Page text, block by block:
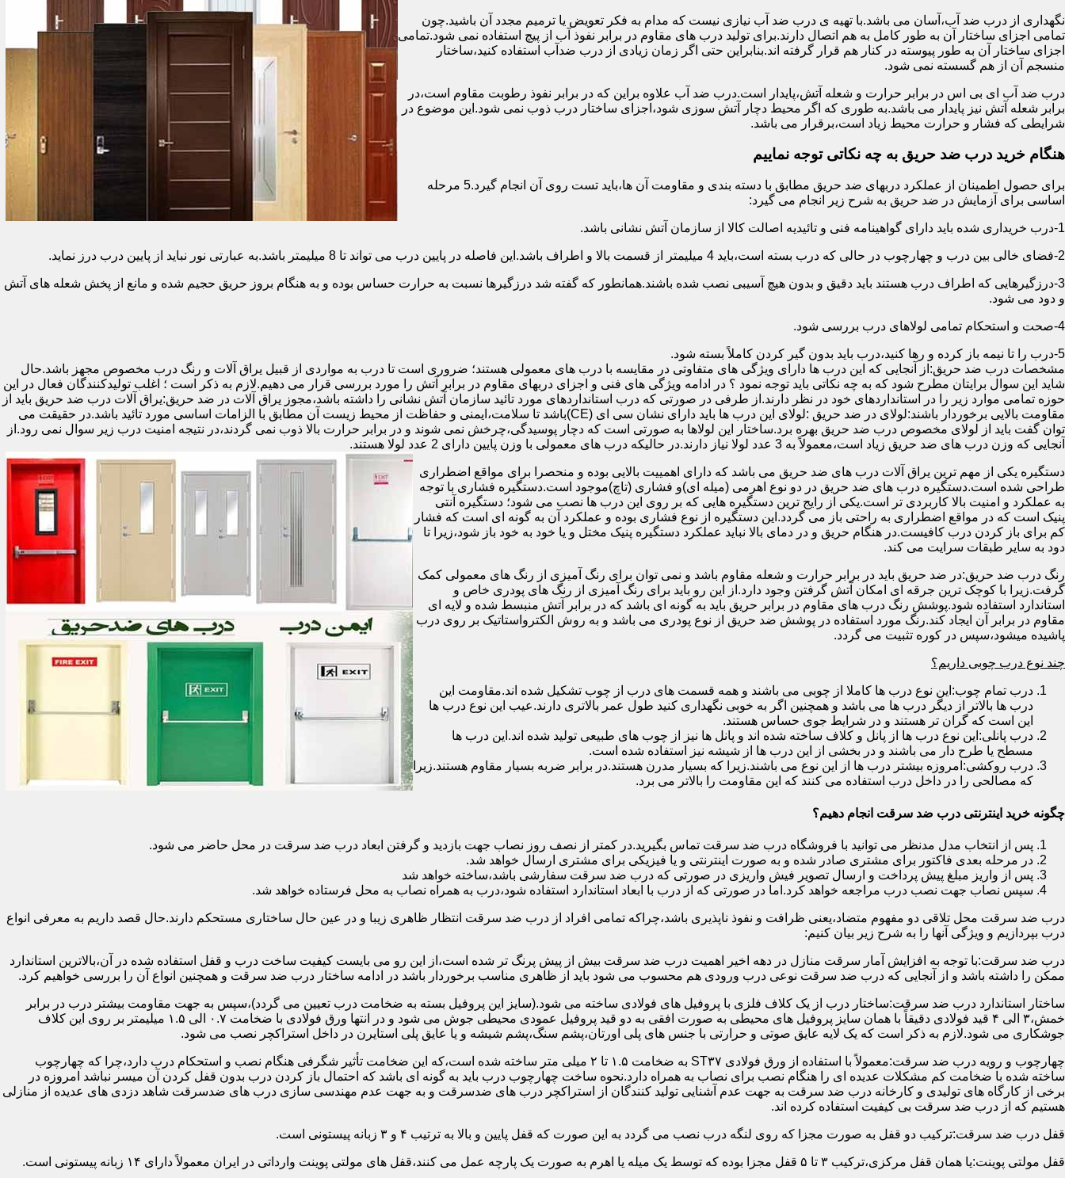
نگهداری از درب ضد آب،آسان می باشد.با تهیه ی درب ضد آب نیازی نیست که مدام به فکر تعویض یا ترمیم مجدد آن باشید.چون
تمامی اجزای ساختار آن به طور کامل به هم اتصال دارند.برای تولید درب های مقاوم در برابر نفوذ آب از پیچ استفاده نمی شود.تمامی
اجزای ساختار آن به طور پیوسته در کنار هم قرار گرفته اند.بنابراین حتی اگر زمان زیادی از درب ضدآب استفاده کنید،ساختار
منسجم آن از هم گسسته نمی شود.
درب ضد آب ای بی اس در برابر حرارت و شعله آتش،پایدار است.درب ضد آب علاوه براین که در برابر نفوذ رطوبت مقاوم است،در
برابر شعله آتش نیز پایدار می باشد.به طوری که اگر محیط دچار آتش سوزی شود،اجزای ساختار درب ذوب نمی شود.این موضوع در
شرایطی که فشار و حرارت محیط زیاد است،برقرار می باشد.
هنگام خرید درب ضد حریق به چه نکاتی توجه نماییم
برای حصول اطمینان از عملکرد دربهای ضد حریق مطابق با دسته بندی و مقاومت آن ها،باید تست روی آن انجام گیرد.5 مرحله
اساسی برای آزمایش در ضد حریق به شرح زیر انجام می گیرد:
1-درب خریداری شده باید دارای گواهینامه فنی و تائیدیه اصالت کالا از سازمان آتش نشانی باشد.
2-فضای خالی بین درب و چهارچوب در حالی که درب بسته است،باید 4 میلیمتر از قسمت بالا و اطراف باشد.این فاصله در پایین درب می تواند تا 8 میلیمتر باشد.به عبارتی نور نباید از پایین درب درز نماید.
3-درزگیرهایی که اطراف درب هستند باید دقیق و بدون هیچ آسیبی نصب شده باشند.همانطور که گفته شد درزگیرها نسبت به حرارت حساس بوده و به هنگام بروز حریق حجیم شده و مانع از پخش شعله های آتش
و دود می شود.
4-صحت و استحکام تمامی لولاهای درب بررسی شود.
5-درب را تا نیمه باز کرده و رها کنید،درب باید بدون گیر کردن کاملاً بسته شود.
مشخصات درب ضد حریق:از آنجایی که این درب ها دارای ویژگی های متفاوتی در مقایسه با درب های معمولی هستند؛ ضروری است تا درب به مواردی از قبیل یراق آلات و رنگ درب مخصوص مجهز باشد.حال
شاید این سوال برایتان مطرح شود که به چه نکاتی باید توجه نمود ؟ در ادامه ویژگی های فنی و اجزای دربهای مقاوم در برابر آتش را مورد بررسی قرار می دهیم.لازم به ذکر است ؛ اغلب تولیدکنندگان فعال در این
حوزه تمامی موارد زیر را در استانداردهای خود در نظر دارند.از طرفی در صورتی که درب استانداردهای مورد تائید سازمان آتش نشانی را داشته باشد،مجوز یراق آلات در ضد حریق:یراق آلات درب ضد حریق باید از
مقاومت بالایی برخوردار باشند:لولای در ضد حریق :لولای این درب ها باید دارای نشان سی ای (CE)باشد تا سلامت،ایمنی و حفاظت از محیط زیست آن مطابق با الزامات اساسی مورد تائید باشد.در حقیقت می
توان گفت باید از لولای مخصوص درب ضد حریق بهره برد.ساختار این لولاها به صورتی است که دچار پوسیدگی،چرخش نمی شوند و در برابر حرارت بالا ذوب نمی گردند،در نتیجه امنیت درب زیر سوال نمی رود.از
آنجایی که وزن درب های ضد حریق زیاد است،معمولاً به 3 عدد لولا نیاز دارند.در حالیکه درب های معمولی با وزن پایین دارای 2 عدد لولا هستند.
دستگیره یکی از مهم ترین یراق آلات درب های ضد حریق می باشد که دارای اهمییت بالایی بوده و منحصرا برای مواقع اضطراری
طراحی شده است.دستگیره درب های ضد حریق در دو نوع اهرمی (میله ای)و فشاری (تاچ)موجود است.دستگیره فشاری با توجه
به عملکرد و امنیت بالا کاربردی تر است.یکی از رایج ترین دستگیره هایی که بر روی این درب ها نصب می شود؛ دستگیره آنتی
پنیک است که در مواقع اضطراری به راحتی باز می گردد.این دستگیره از نوع فشاری بوده و عملکرد آن به گونه ای است که فشار
کم برای باز کردن درب کافیست.در هنگام حریق و در دمای بالا نباید عملکرد دستگیره پنیک مختل و یا خود به خود باز شود،زیرا تا
دود به سایر طبقات سرایت می کند.
رنگ درب ضد حریق:در ضد حریق باید در برابر حرارت و شعله مقاوم باشد و نمی توان برای رنگ آمیزی از رنگ های معمولی کمک
گرفت.زیرا با کوچک ترین جرقه ای امکان آتش گرفتن وجود دارد.از این رو باید برای رنگ آمیزی از رنگ های پودری خاص و
استاندارد استفاده شود.پوشش رنگ درب های مقاوم در برابر حریق باید به گونه ای باشد که در برابر آتش منبسط شده و لایه ای
مقاوم در برابر آن ایجاد کند.رنگ مورد استفاده در پوشش ضد حریق از نوع پودری می باشد و به روش الکترواستاتیک بر روی درب
پاشیده میشود،سپس در کوره تثبیت می گردد.
چند نوع درب چوبی داریم؟
درب تمام چوب:این نوع درب ها کاملا از چوبی می باشند و همه قسمت های درب از چوب تشکیل شده اند.مقاومت این
درب ها بالاتر از دیگر درب ها می باشد و همچنین اگر به خوبی نگهداری کنید طول عمر بالاتری دارند.عیب این نوع درب ها
این است که گران تر هستند و در شرایط جوی حساس هستند.
درب پانلی:این نوع درب ها از پانل و کلاف ساخته شده اند و پانل ها نیز از چوب های طبیعی تولید شده اند.این درب ها
مسطح یا طرح دار می باشند و در بخشی از این درب ها از شیشه نیز استفاده شده است.
درب روکشی:امروزه بیشتر درب ها از این نوع می باشند.زیرا که بسیار مدرن هستند.در برابر ضربه بسیار مقاوم هستند.زیرا
که مصالحی را در داخل درب استفاده می کنند که این مقاومت را بالاتر می برد.
چگونه خرید اینترنتی درب ضد سرقت انجام دهیم؟
پس از انتخاب مدل مدنظر می توانید با فروشگاه درب ضد سرقت تماس بگیرید.در کمتر از نصف روز نصاب جهت بازدید و گرفتن ابعاد درب ضد سرقت در محل حاضر می شود.
در مرحله بعدی فاکتور برای مشتری صادر شده و به صورت اینترنتی و یا فیزیکی برای مشتری ارسال خواهد شد.
پس از واریز مبلغ پیش پرداخت و ارسال تصویر فیش واریزی در صورتی که درب ضد سرقت سفارشی باشد،ساخته خواهد شد
سپس نصاب جهت نصب درب مراجعه خواهد کرد.اما در صورتی که از درب با ابعاد استاندارد استفاده شود،درب به همراه نصاب به محل فرستاده خواهد شد.
درب ضد سرقت محل تلاقی دو مفهوم متضاد،یعنی ظرافت و نفوذ ناپذیری باشد،چراکه تمامی افراد از درب ضد سرقت انتظار ظاهری زیبا و در عین حال ساختاری مستحکم دارند.حال قصد داریم به معرفی انواع
درب بپردازیم و ویژگی آنها را به شرح زیر بیان کنیم:
درب ضد سرقت:با توجه به افزایش آمار سرقت منازل در دهه اخیر اهمیت درب ضد سرقت بیش از پیش پرنگ تر شده است،از این رو می بایست کیفیت ساخت درب و قفل استفاده شده در آن،بالاترین استاندارد
ممکن را داشته باشد و از آنجایی که درب ضد سرقت نوعی درب ورودی هم محسوب می شود باید از ظاهری مناسب برخوردار باشد در ادامه ساختار درب ضد سرقت و همچنین انواع آن را بررسی خواهیم کرد.
ساختار استاندارد درب ضد سرقت:ساختار درب از یک کلاف فلزی با پروفیل های فولادی ساخته می شود.(سایز این پروفیل بسته به ضخامت درب تعیین می گردد)،سپس به جهت مقاومت بیشتر درب در برابر
خمش،۳ الی ۴ قید فولادی دقیقاً با همان سایز پروفیل های محیطی به صورت افقی به دو قید پروفیل عمودی محیطی جوش می شود و در انتها ورق فولادی با ضخامت ۰.۷ الی ۱.۵ میلیمتر بر روی این کلاف
جوشکاری می شود.لازم به ذکر است که یک لایه عایق صوتی و حرارتی با جنس های پلی اورتان،پشم سنگ،پشم شیشه و یا عایق پلی استایرن در داخل استراکچر نصب می شود.
چهارچوب و رویه درب ضد سرقت:معمولاً با استفاده از ورق فولادی ST۳۷ به ضخامت ۱.۵ تا ۲ میلی متر ساخته شده است،که این ضخامت تأثیر شگرفی هنگام نصب و استحکام درب دارد،چرا که چهارچوب
ساخته شده با ضخامت کم مشکلات عدیده ای را هنگام نصب برای نصاب به همراه دارد.نحوه ساخت چهارچوب درب باید به گونه ای باشد که احتمال باز کردن درب بدون قفل کردن آن میسر نباشد امروزه در
برخی از کارگاه های تولیدی و کارخانه درب ضد سرقت به جهت عدم آشنایی تولید کنندگان از استراکچر درب های ضدسرقت و به جهت عدم مهندسی سازی درب های ضدسرقت شاهد دزدی های عدیده از منازلی
هستیم که از درب ضد سرقت بی کیفیت استفاده کرده اند.
قفل درب ضد سرقت:ترکیب دو قفل به صورت مجزا که روی لنگه درب نصب می گردد به این صورت که قفل پایین و بالا به ترتیب ۴ و ۳ زبانه پیستونی است.
قفل مولتی پوینت:یا همان قفل مرکزی،ترکیب ۳ تا ۵ قفل مجزا بوده که توسط یک میله یا اهرم به صورت یک پارچه عمل می کنند،قفل های مولتی پوینت وارداتی در ایران معمولاً دارای ۱۴ زبانه پیستونی است.